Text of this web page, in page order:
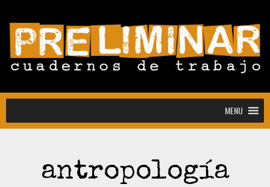
MENU
Convocatoria abierta para la colección
Estudiantes
MENU
antropología